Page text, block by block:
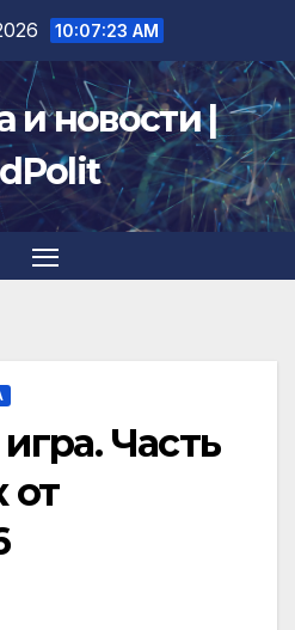
10:07:24 AM
и новости |
Часть
от